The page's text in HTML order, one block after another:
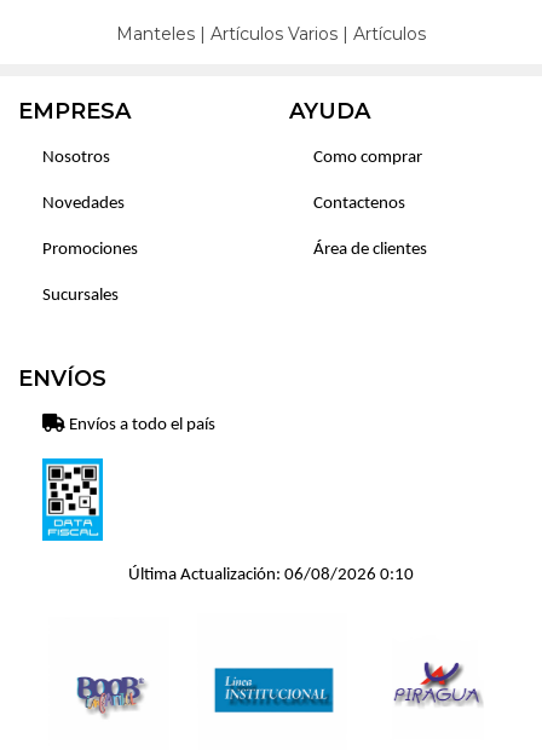
Manteles | Artículos Varios | Artículos
EMPRESA
Nosotros
Novedades
Promociones
Sucursales
AYUDA
Como comprar
Contactenos
Área de clientes
ENVÍOS
Envíos a todo el país
Última Actualización: 06/08/2026 0:10